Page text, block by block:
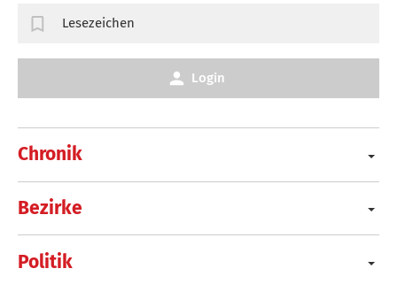
Chronik
Bezirke
Politik
Lesezeichen
Login